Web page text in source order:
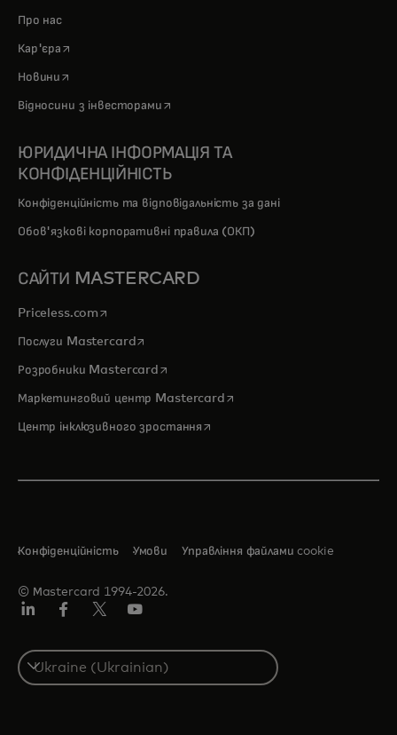
Про нас
Кар'єра opens in a new tab
Новини opens in a new tab
Відносини з інвесторамиopens in a new tab
ЮРИДИЧНА ІНФОРМАЦІЯ ТА
КОНФІДЕНЦІЙНІСТЬ
Конфіденційність та відповідальність за дані
Обов'язкові корпоративні правила (ОКП)
САЙТИ MASTERCARD
Priceless.com opens in a new tab
Послуги Mastercardopens in a new tab
Розробники Mastercard opens in a new tab
Маркетинговий центр Mastercardopens in a new tab
Центр інклюзивного зростання opens in a new tab
© Мastercard 1994-2026.
Конфіденційність Умови Управління файлами cookie
Select
a
country